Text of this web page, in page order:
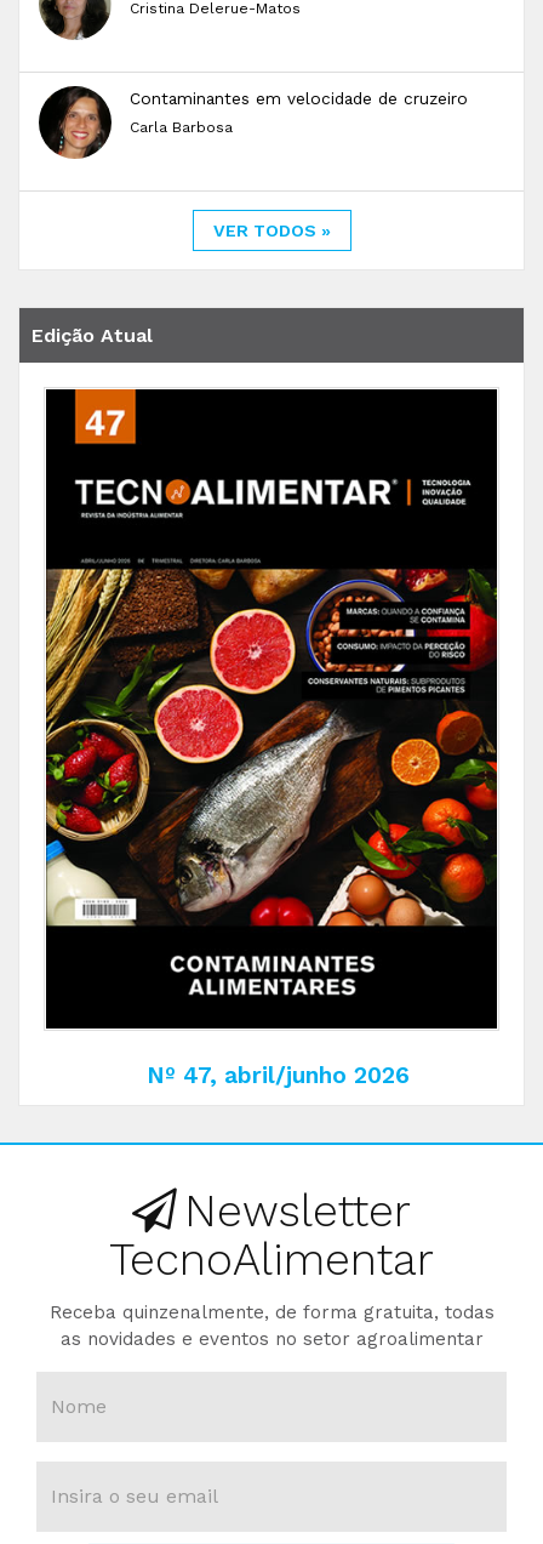
Cristina Delerue-Matos
Contaminantes em velocidade de cruzeiro
Carla Barbosa
VER TODOS »
Edição Atual
Nº 47, abril/junho 2026
Newsletter
TecnoAlimentar
Receba quinzenalmente, de forma gratuita, todas
as novidades e eventos no setor agroalimentar